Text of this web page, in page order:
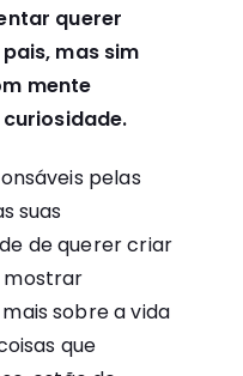
querer
mas sim
mente
pelas
suas
de querer criar
mostrar
sobre a vida
que